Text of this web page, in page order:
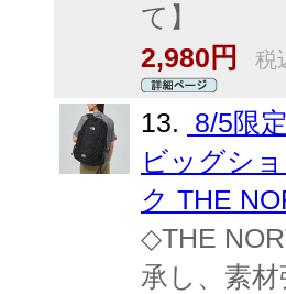
て】
2,980円
税
13.
8/5限
ビッグシ
ク THE
◇THE
承し、素